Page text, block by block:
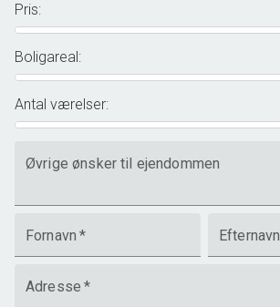
Pris:
Boligareal:
Antal værelser:
Øvrige ønsker til ejendommen
Fornavn * Efternavn
Adresse *